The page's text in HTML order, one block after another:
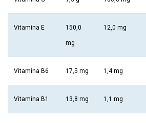
Vitamina E 150,0
mg
12,0 mg
Vitamina B6 17,5 mg 1,4 mg
Vitamina B1 13,8 mg 1,1 mg